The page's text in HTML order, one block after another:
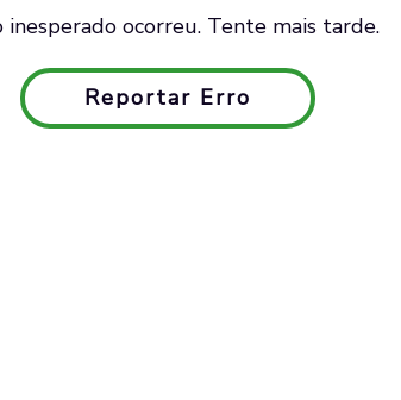
inesperado ocorreu. Tente mais tarde.
Reportar Erro